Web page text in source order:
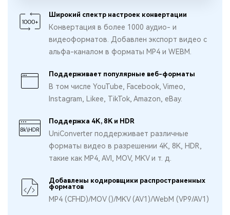
Широкий спектр настроек конвертации
Конвертация в более 1000 аудио- и
видеоформатов. Добавлен экспорт видео с
альфа-каналом в форматы MP4 и WEBM.
Поддерживает популярные веб-форматы
В том числе YouTube, Facebook, Vimeo,
Instagram, Likee, TikTok, Amazon, eBay.
Поддержка 4K, 8K и HDR
UniConverter поддерживает различные
форматы видео в разрешении 4K, 8K, HDR,
такие как MP4, AVI, MOV, MKV и т. д.
Добавлены кодировщики распространенных
форматов
MP4 (CFHD)/MOV ()/MKV (AV1)/WebM (VP9/AV1)